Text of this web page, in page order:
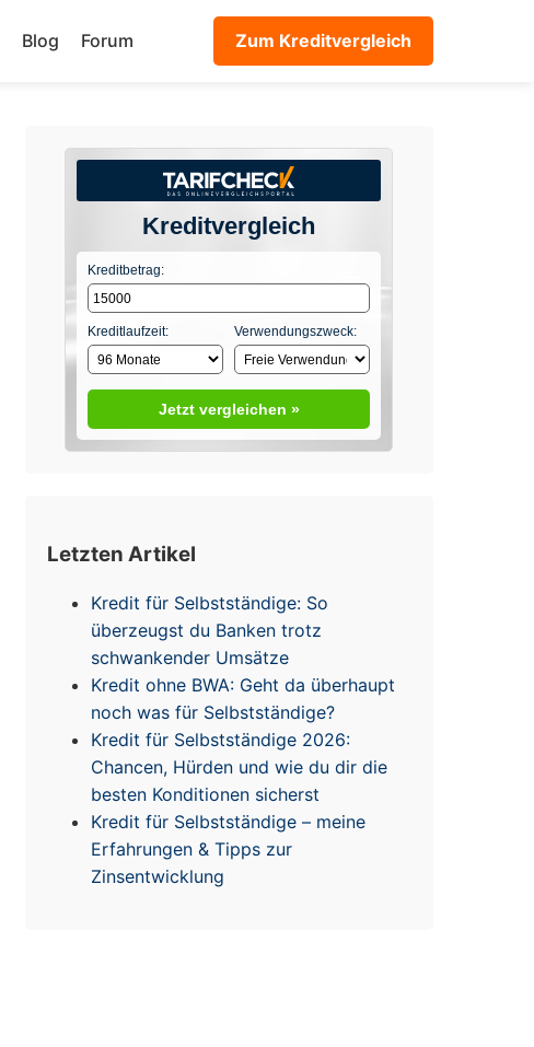
Blog Forum Zum Kreditvergleich
Kreditvergleich
Kreditbetrag:
Kreditlaufzeit: Verwendungszweck:
Jetzt vergleichen »
Letzten Artikel
Kredit für Selbstständige: So
überzeugst du Banken trotz
schwankender Umsätze
Kredit ohne BWA: Geht da überhaupt
noch was für Selbstständige?
Kredit für Selbstständige 2026:
Chancen, Hürden und wie du dir die
besten Konditionen sicherst
Kredit für Selbstständige – meine
Erfahrungen & Tipps zur
Zinsentwicklung